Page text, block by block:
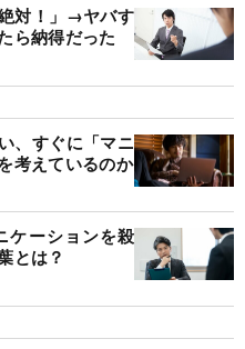
対！」→ヤバす
ら納得だった
、すぐに「マニ
考えているのか
ケーションを殺
とは？